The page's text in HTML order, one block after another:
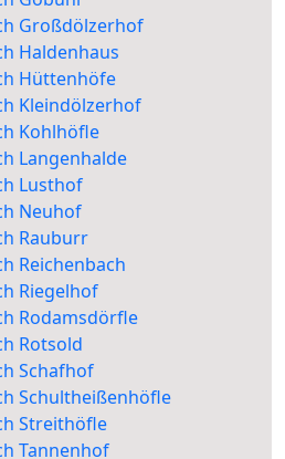
Großdölzerhof
Haldenhaus
Hüttenhöfe
Kleindölzerhof
Kohlhöfle
Langenhalde
Lusthof
Neuhof
Rauburr
Reichenbach
Riegelhof
Rodamsdörfle
Rotsold
Schafhof
Schultheißenhöfle
Streithöfle
Tannenhof